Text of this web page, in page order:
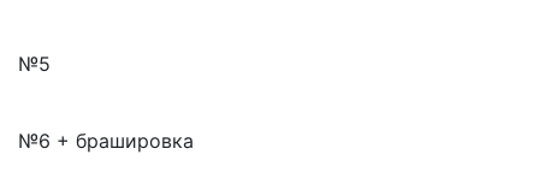
№5
№6 + брашировка